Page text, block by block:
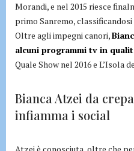
Morandi, e nel 2015 riesce
primo Sanremo,
Oltre agli impegni canori,
alcuni programmi tv in
Quale Show nel 2016 e L’Isola
Bianca Atzei da
infiamma i social